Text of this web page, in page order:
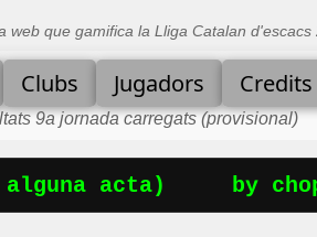
web que gamifica la Lliga Catalan d'escacs
Clubs Jugadors Credits
9a jornada carregats (provisional)
acta) by